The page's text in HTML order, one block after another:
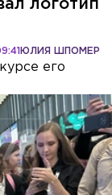
логотип
ЮЛИЯ ШПОМЕР
его